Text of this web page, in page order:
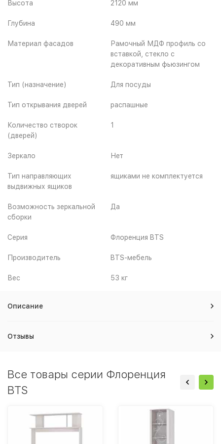
Высота 2120 мм
Глубина 490 мм
Материал фасадов
Рамочный МДФ профиль со
вставкой, стекло с
декоративным фьюзингом
Тип (назначение) Для посуды
Тип открывания дверей распашные
Количество створок
(дверей)
1
Зеркало Нет
Тип направляющих
выдвижных ящиков
ящиками не комплектуется
Возможность зеркальной
сборки
Да
Серия Флоренция BTS
Производитель BTS-мебель
Вес 53 кг
Описание
Отзывы
Все товары серии Флоренция
BTS